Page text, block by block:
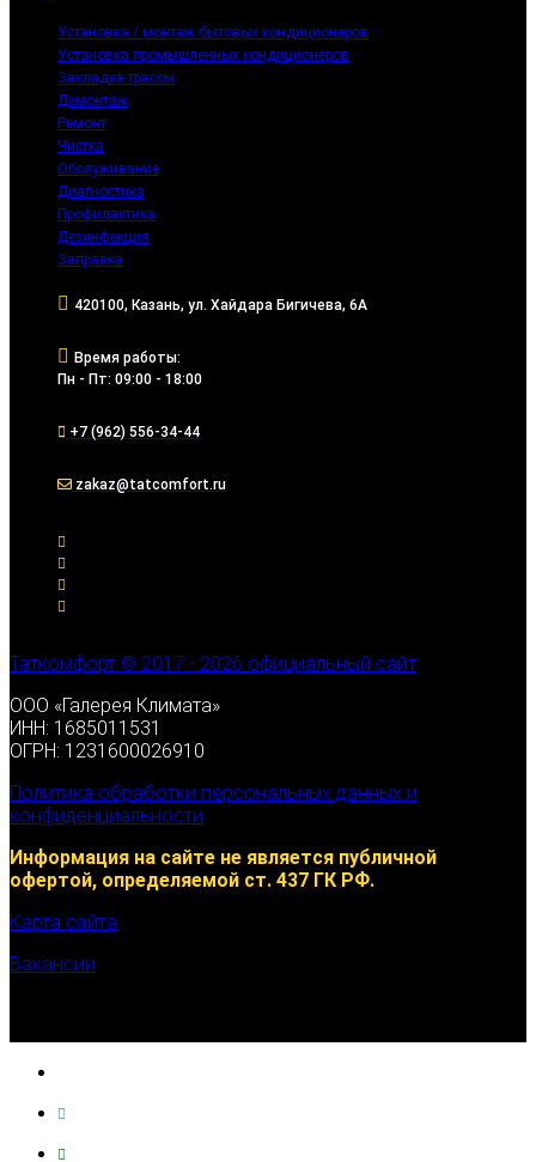
Установка / монтаж бытовых кондиционеров
Установка промышленных кондиционеров
Закладка трассы
Демонтаж
Ремонт
Чистка
Обслуживание
Диагностика
Профилактика
Дезинфекция
Заправка
420100, Казань, ул. Хайдара Бигичева, 6А
Время работы:
Пн - Пт: 09:00 - 18:00
+7 (962) 556-34-44
zakaz@tatcomfort.ru
Таткомфорт © 2017 - 2026 официальный сайт
ООО «Галерея Климата»
ИНН: 1685011531
ОГРН: 1231600026910
Политика обработки персональных данных и
конфиденциальности
Информация на сайте не является публичной
офертой, определяемой ст. 437 ГК РФ.
Карта сайта
Вакансии